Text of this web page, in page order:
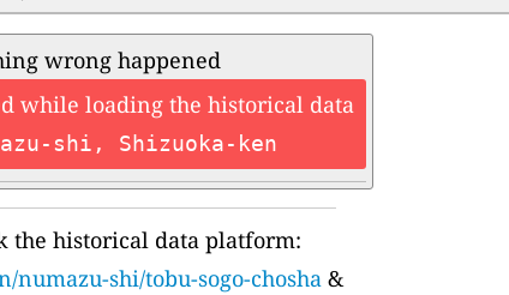
wrong happened
while loading the historical data
shi, Shizuoka-ken
the historical data platform:
shi/tobu-sogo-chosha &